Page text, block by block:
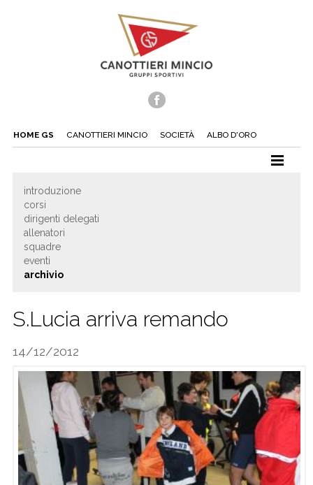
HOME GS CANOTTIERI MINCIO SOCIETÀ ALBO D'ORO
CANOA
TUFFI
NUOTO
TENNIS
CALCIO
introduzione
corsi
dirigenti delegati
allenatori
squadre
eventi
archivio
S.Lucia arriva remando
14/12/2012